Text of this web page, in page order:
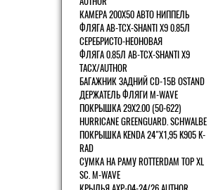
КАМЕРА 200Х50 АВТО НИППЕЛЬ
ФЛЯГА AB-TCX-SHANTI X9 0.85Л
СЕРЕБРИСТО-НЕОНОВАЯ
ФЛЯГА 0.85Л AB-TCX-SHANTI X9
TACX/AUTHOR
БАГАЖНИК ЗАДНИЙ CD-15B OSTAND
ДЕРЖАТЕЛЬ ФЛЯГИ M-WAVE
ПОКРЫШКА 29X2.00 (50-622)
HURRICANE GREENGUARD. SCHWALBE
ПОКРЫШКА KENDA 24"Х1,95 K905 K-
RAD
СУМКА НА РАМУ ROTTERDAM TOP XL
SC. M-WAVE